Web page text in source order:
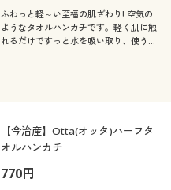
ふわっと軽～い至福の肌ざわり! 空気の
ようなタオルハンカチです。軽く肌に触
れるだけですっと水を吸い取り、使うほ
【今治産】Otta(オッタ)ハーフタ
オルハンカチ
770円